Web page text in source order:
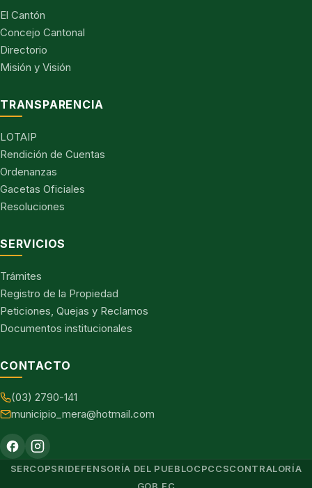
El Cantón
Concejo Cantonal
Directorio
Misión y Visión
TRANSPARENCIA
LOTAIP
Rendición de Cuentas
Ordenanzas
Gacetas Oficiales
Resoluciones
SERVICIOS
Trámites
Registro de la Propiedad
Peticiones, Quejas y Reclamos
Documentos institucionales
CONTACTO
(03) 2790-141
municipio_mera@hotmail.com
SERCOPSRIDEFENSORÍA DEL PUEBLOCPCCSCONTRALORÍA